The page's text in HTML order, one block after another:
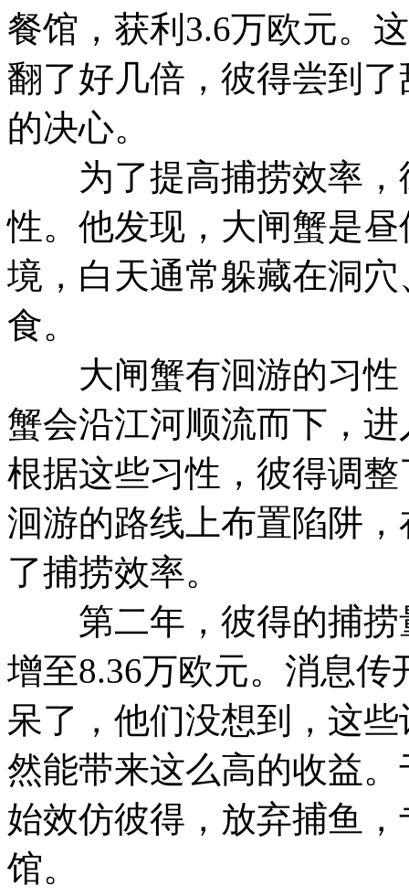
餐馆，获利3.6万欧元。
翻了好几倍，彼得尝到
的决心。
为了提高捕捞效率，
性。他发现，大闸蟹是
境，白天通常躲藏在洞
食。
大闸蟹有洄游的习性
蟹会沿江河顺流而下，
根据这些习性，彼得调
洄游的路线上布置陷阱
了捕捞效率。
第二年，彼得的捕捞
增至8.36万欧元。消息
呆了，他们没想到，这
然能带来这么高的收益
始效仿彼得，放弃捕鱼
馆。